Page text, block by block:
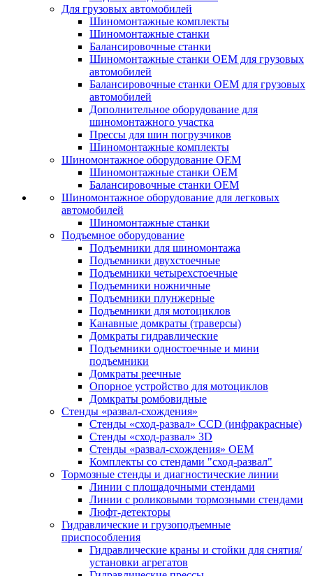
Для грузовых автомобилей
Шиномонтажные комплекты
Шиномонтажные станки
Балансировочные станки
Шиномонтажные станки ОЕМ для грузовых
автомобилей
Балансировочные станки ОЕМ для грузовых
автомобилей
Дополнительное оборудование для
шиномонтажного участка
Прессы для шин погрузчиков
Шиномонтажные комплекты
Шиномонтажное оборудование ОЕМ
Шиномонтажные станки ОЕМ
Балансировочные станки ОЕМ
Шиномонтажное оборудование для легковых
автомобилей
Шиномонтажные станки
Подъемное оборудование
Подъемники для шиномонтажа
Подъемники двухстоечные
Подъемники четырехстоечные
Подъемники ножничные
Подъемники плунжерные
Подъемники для мотоциклов
Канавные домкраты (траверсы)
Домкраты гидравлические
Подъемники одностоечные и мини
подъемники
Домкраты реечные
Опорное устройство для мотоциклов
Домкраты ромбовидные
Стенды «развал-схождения»
Стенды «сход-развал» CCD (инфракрасные)
Стенды «сход-развал» 3D
Стенды «развал-схождения» ОЕМ
Комплекты со стендами "сход-развал"
Тормозные стенды и диагностические линии
Линии с площадочными стендами
Линии с роликовыми тормозными стендами
Люфт-детекторы
Гидравлические и грузоподъемные
приспособления
Гидравлические краны и стойки для снятия/
установки агрегатов